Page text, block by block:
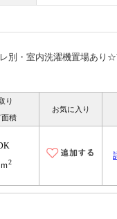
別・室内洗濯機置場あり
り
面積
お気に入り
2